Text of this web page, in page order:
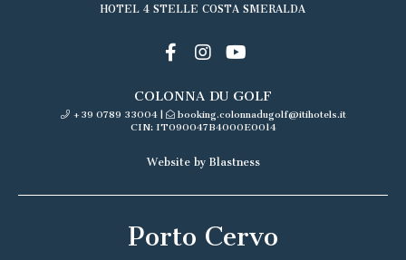
HOTEL 4 STELLE COSTA SMERALDA
COLONNA DU GOLF
+39 0789 33004|
booking.colonnadugolf@itihotels.it
CIN: IT090047B4000E0014
Website by Blastness
Porto Cervo